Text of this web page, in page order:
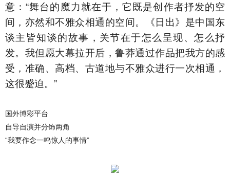
意：“舞台的魔力就在于，它既是创作者抒发的空
间，亦然和不雅众相通的空间。《日出》是中国东
谈主皆知谈的故事，关节在于怎么呈现、怎么抒
发。我但愿大幕拉开后，鲁莽通过作品把我方的感
受，准确、高档、古道地与不雅众进行一次相通，
这很蹙迫。”
国外博彩平台
自导自演并分饰两角
“我要作念一鸣惊人的事情”